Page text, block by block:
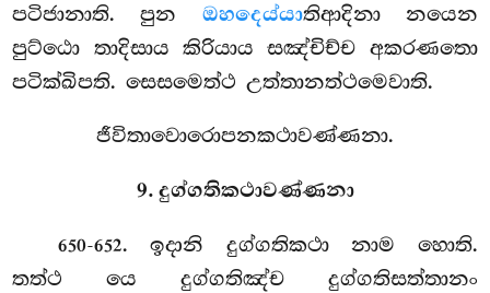
පටිජානාති. පුන ඔහදෙය්යාතිආදිනා නයෙන
පුට්ඨො තාදිසාය කිරියාය සඤ්චිච්ච අකරණතො
පටික්ඛිපති. සෙසමෙත්ථ උත්තානත්ථමෙවාති.
ජීවිතාවොරොපනකථාවණ්ණනා.
9. දුග්ගතිකථාවණ්ණනා
650-652. ඉදානි දුග්ගතිකථා නාම හොති.
තත්ථ යෙ දුග්ගතිඤ්ච දුග්ගතිසත්තානං